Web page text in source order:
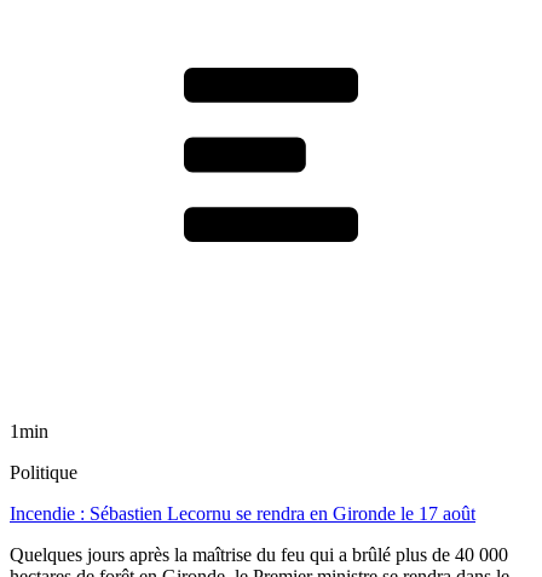
1min
Politique
Incendie : Sébastien Lecornu se rendra en Gironde le 17 août
Quelques jours après la maîtrise du feu qui a brûlé plus de 40 000